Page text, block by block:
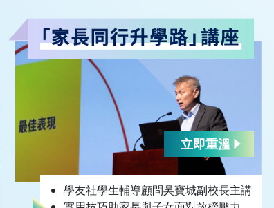
立即重溫
學友社學生輔導顧問吳寶城副校長主講